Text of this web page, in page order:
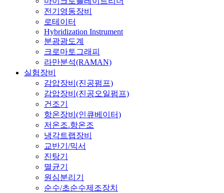
전기영동장비
로테이터
Hybridization Instrument
분광광도계
크로마토그래피
라만분석(RAMAN)
실험장비
감압장비(진공펌프)
감압장비(진공오일펌프)
건조기
항온장비(인큐베이터)
저온조.항온조
냉각트랩장비
교반기/믹서
진탕기
멸균기
원심분리기
순수/초순수제조장치